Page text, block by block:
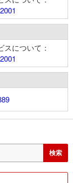
スについて：